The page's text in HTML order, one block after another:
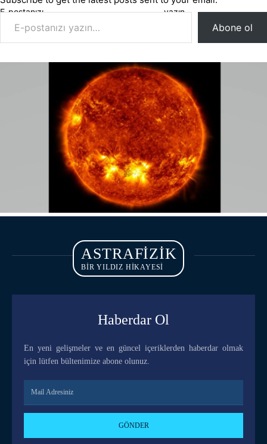
E-postanızı yazın…
Abone ol
ASTRAFIZIK
BİR YILDIZ HİKAYESİ
Haberdar Ol
En yeni gelişmeler ve en güncel içeriklerden haberdar olmak
için lütfen bültenimize abone olunuz.
GÖNDER